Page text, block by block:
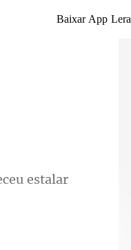
Baixar App Lera